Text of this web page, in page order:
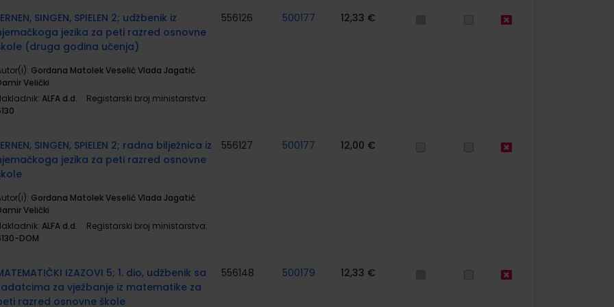
SINGEN, SPIELEN 2; udžbenik iz
jezika za peti razred osnovne
(druga godina učenja)
Gordana Matolek Veselić Vlada Jagatić
Velički
ALFA d.d.
Registarski broj ministarstva:
556126 500177 12,33 €
SINGEN, SPIELEN 2; radna bilježnica iz
jezika za peti razred osnovne
Gordana Matolek Veselić Vlada Jagatić
Velički
ALFA d.d.
Registarski broj ministarstva:
DOM
556127 500177 12,00 €
IZAZOVI 5; 1. dio, udžbenik sa
za vježbanje iz matematike za
razred osnovne škole
556148 500179 12,33 €